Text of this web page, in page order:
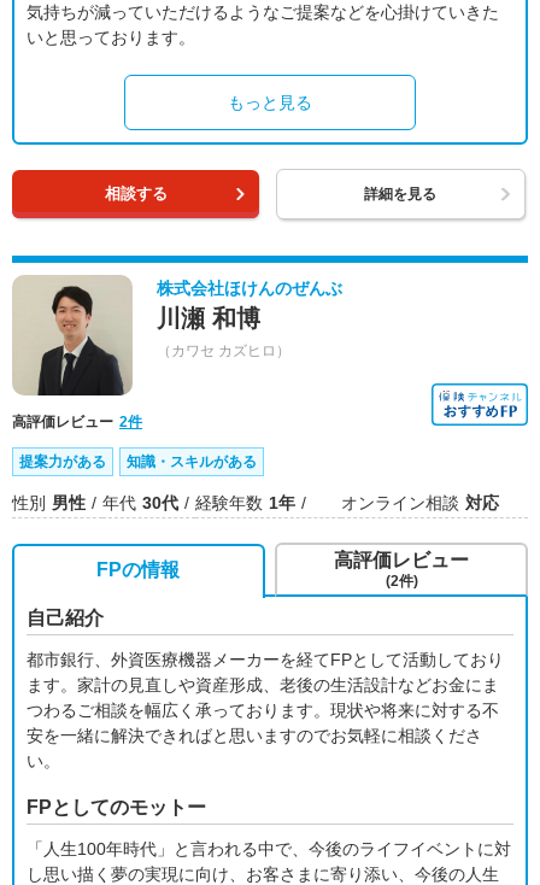
気持ちが減っていただけるようなご提案などを心掛けていきた
いと思っております。
もっと見る
相談する 詳細を見る
株式会社ほけんのぜんぶ
川瀬 和博
（カワセ カズヒロ）
高評価レビュー 2件
提案力がある 知識・スキルがある
性別 男性 年代 30代 経験年数 1年 オンライン相談 対応
FPの情報
自己紹介
都市銀行、外資医療機器メーカーを経てFPとして活動しており
ます。家計の見直しや資産形成、老後の生活設計などお金にま
つわるご相談を幅広く承っております。現状や将来に対する不
安を一緒に解決できればと思いますのでお気軽に相談くださ
い。
FPとしてのモットー
「人生100年時代」と言われる中で、今後のライフイベントに対
し思い描く夢の実現に向け、お客さまに寄り添い、今後の人生
高評価レビュー
(2件)